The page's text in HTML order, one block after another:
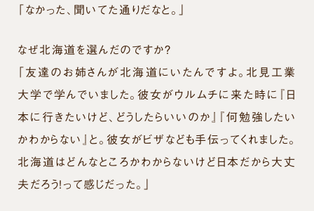
「なかった、聞いてた通りだなと。」
なぜ北海道を選んだのですか？
「友達のお姉さんが北海道にいたんですよ。北見工業
大学で学んでいました。彼女がウルムチに来た時に『日
本に行きたいけど、どうしたらいいのか』『何勉強したい
かわからない』と。彼女がビザなども手伝ってくれました。
北海道はどんなところかわからないけど日本だから大丈
夫だろう！って感じだった。」